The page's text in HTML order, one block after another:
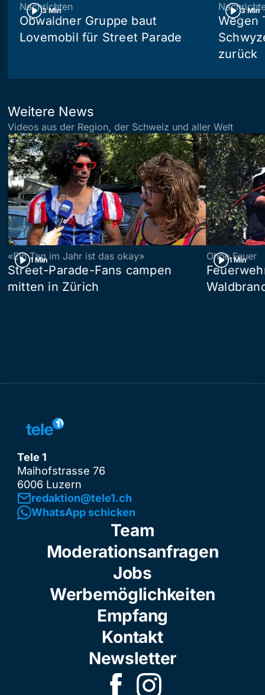
3 Min
Nachrichten
Obwaldner Gruppe baut
Lovemobil für Street Parade
3 Min
Wegen
zurück
Weitere News
Videos aus der Region, der Schweiz und aller Welt
1 Min
«Ein Tag im Jahr ist das okay»
Street-Parade-Fans campen
mitten in Zürich
1 Min
Ohne Feuer
Tele 1
Maihofstrasse 76
6006 Luzern
redaktion@tele1.ch
WhatsApp schicken
Team
Moderationsanfragen
Jobs
Werbemöglichkeiten
Empfang
Kontakt
Newsletter